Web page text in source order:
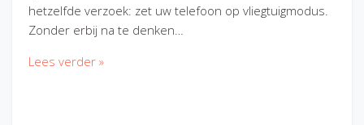
hetzelfde verzoek: zet uw telefoon op vliegtuigmodus.
Zonder erbij na te denken…
Lees verder »